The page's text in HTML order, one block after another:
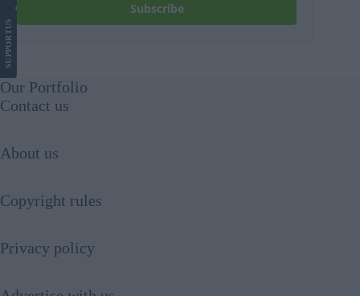
Subscribe
SUPPORT
US
Our Portfolio
Contact us
About us
Copyright rules
Privacy policy